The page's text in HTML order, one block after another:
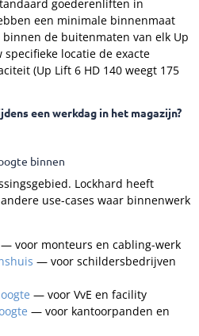
goederenliften in
een minimale binnenmaat
de buitenmaten van elk Up
locatie de exacte
(Up Lift 6 HD 140 weegt 175
een werkdag in het magazijn?
binnen
Lockhard heeft
use-cases waar binnenwerk
— voor monteurs en cabling-werk
— voor schildersbedrijven
— voor VvE en facility
— voor kantoorpanden en